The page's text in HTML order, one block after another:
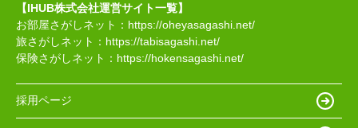
【IHUB株式会社運営サイト一覧】
お部屋さがしネット： https://oheyasagashi.net/
旅さがしネット： https://tabisagashi.net/
保険さがしネット： https://hokensagashi.net/
採用ページ